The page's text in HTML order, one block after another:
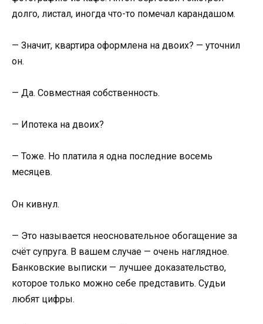
долго, листал, иногда что-то помечал карандашом.
— Значит, квартира оформлена на двоих? — уточнил
он.
— Да. Совместная собственность.
— Ипотека на двоих?
— Тоже. Но платила я одна последние восемь
месяцев.
Он кивнул.
— Это называется неосновательное обогащение за
счёт супруга. В вашем случае — очень наглядное.
Банковские выписки — лучшее доказательство,
которое только можно себе представить. Судьи
любят цифры.